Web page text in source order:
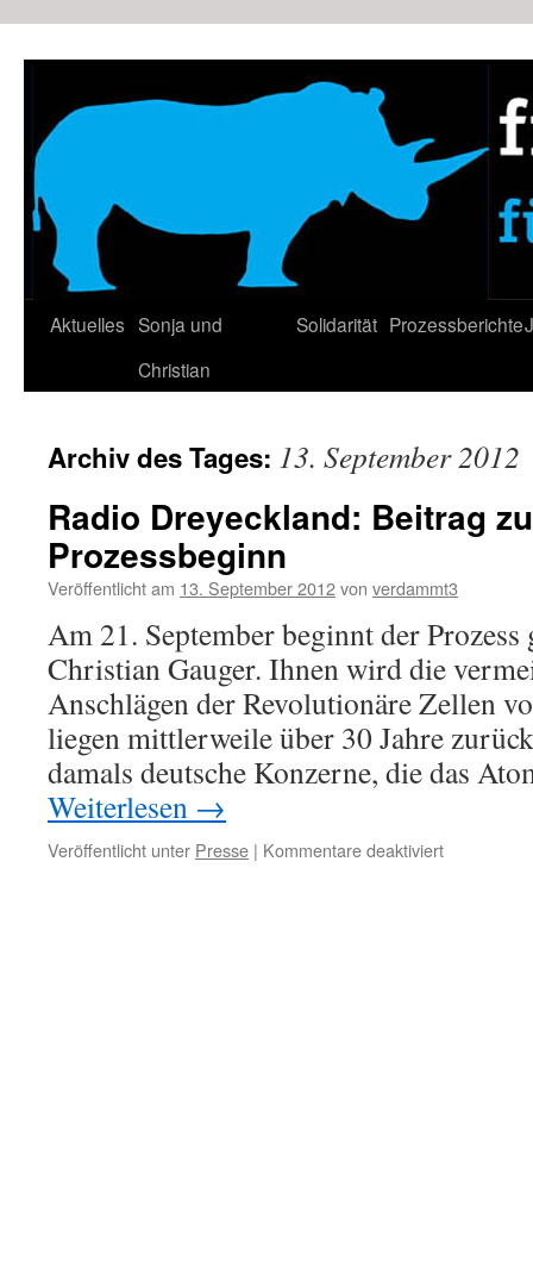
Aktuelles Sonja und
Christian
Solidarität Prozessberichte
Archiv des Tages: 13. September 2012
Radio Dreyeckland: Beitrag
Prozessbeginn
Veröffentlicht am 13. September 2012von verdammt3
Am 21. September beginnt der Prozess
Christian Gauger. Ihnen wird die
Anschlägen der Revolutionäre Zellen
liegen mittlerweile über 30 Jahre
damals deutsche Konzerne, die das
Weiterlesen →
Veröffentlicht unter Presse | Kommentare deaktiviertfür